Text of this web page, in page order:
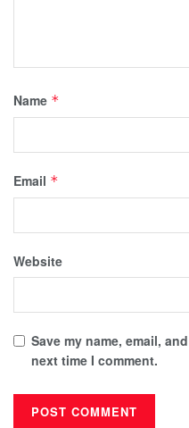
Name *
Email *
Website
Save my name, email,
next time I comment.